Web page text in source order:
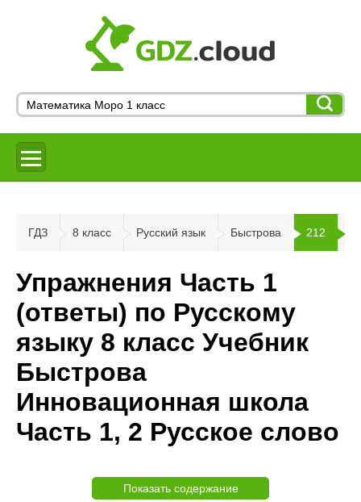
ГДЗ 8 класс Русский язык Быстрова 212
Упражнения Часть 1
(ответы) по Русскому
языку 8 класс Учебник
Быстрова
Инновационная школа
Часть 1, 2 Русское слово
Показать содержание